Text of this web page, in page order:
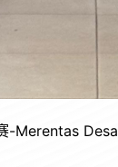
-Merentas Desa